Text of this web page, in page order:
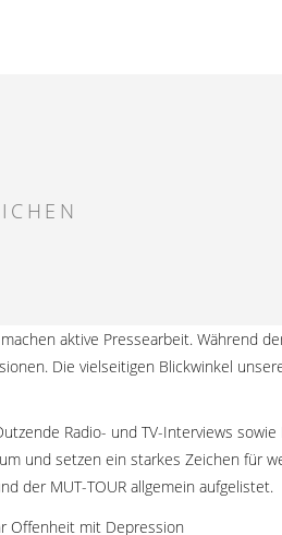
aktive Pressearbeit. Während
Die vielseitigen Blickwinkel
Radio- und TV-Interviews
und setzen ein starkes Zeichen für
der MUT-TOUR allgemein aufgelistet.